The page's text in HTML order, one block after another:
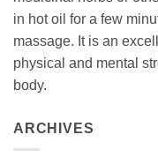
in hot oil for a few
massage. It is an
physical and mental
body.
ARCHIVES